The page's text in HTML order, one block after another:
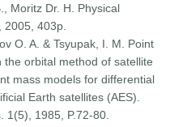
Moritz Dr. H. Physical
2005, 403p.
O. A. & Tsyupak, I. M. Point
orbital method of satellite
mass models for differential
Earth satellites (AES).
1(5), 1985, P.72-80.